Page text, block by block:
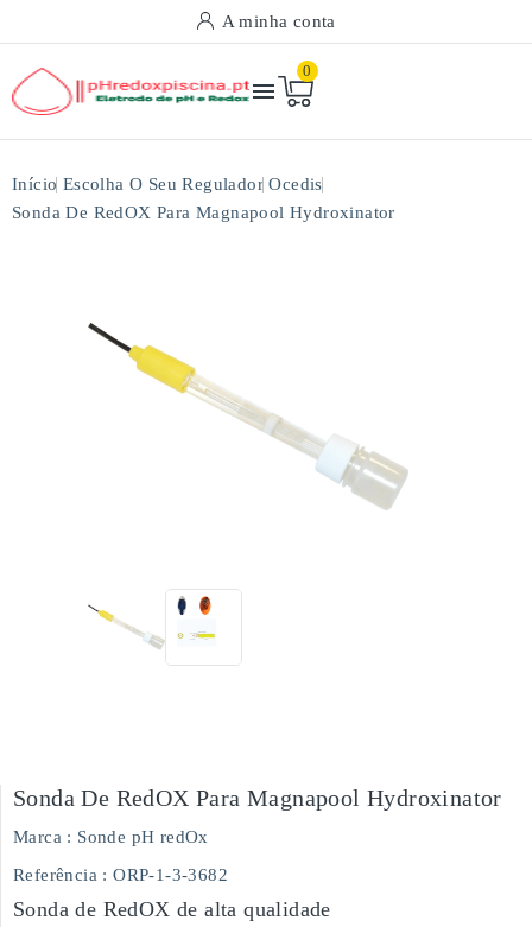
A minha conta

0
Início Escolha O Seu Regulador Ocedis
Sonda De RedOX Para Magnapool Hydroxinator
Sonda De RedOX Para Magnapool Hydroxinator
Marca : Sonde pH redOx
Referência : ORP-1-3-3682
Sonda de RedOX de alta qualidade